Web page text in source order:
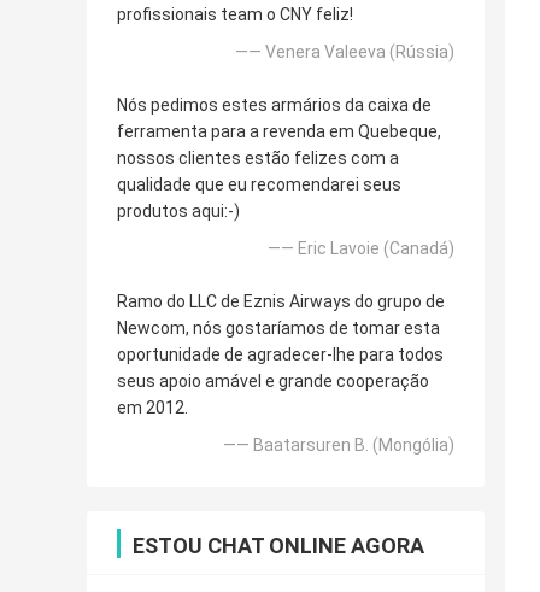
profissionais team o CNY feliz!
—— Venera Valeeva (Rússia)
Nós pedimos estes armários da caixa de
ferramenta para a revenda em Quebeque,
nossos clientes estão felizes com a
qualidade que eu recomendarei seus
produtos aqui:-)
—— Eric Lavoie (Canadá)
Ramo do LLC de Eznis Airways do grupo de
Newcom, nós gostaríamos de tomar esta
oportunidade de agradecer-lhe para todos
seus apoio amável e grande cooperação
em 2012.
—— Baatarsuren B. (Mongólia)
ESTOU CHAT ONLINE AGORA